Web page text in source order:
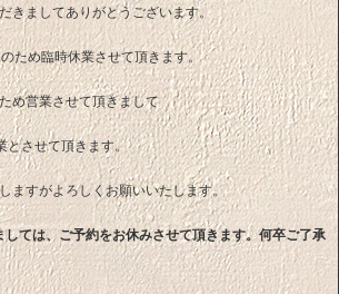
きましてありがとうございます。
ため臨時休業させて頂きます。
め営業させて頂きまして
とさせて頂きます。
ますがよろしくお願いいたします。
ては、ご予約をお休みさせて頂きます。何卒ご了承